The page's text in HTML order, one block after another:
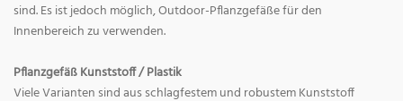
sind. Es ist jedoch möglich, Outdoor-Pflanzgefäße für den
Innenbereich zu verwenden.
Pflanzgefäß Kunststoff / Plastik
Viele Varianten sind aus schlagfestem und robustem Kunststoff